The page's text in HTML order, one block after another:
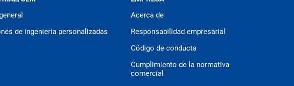
de ingeniería personalizadas
Acerca de
Responsabilidad empresarial
Código de conducta
Cumplimiento de la normativa
comercial